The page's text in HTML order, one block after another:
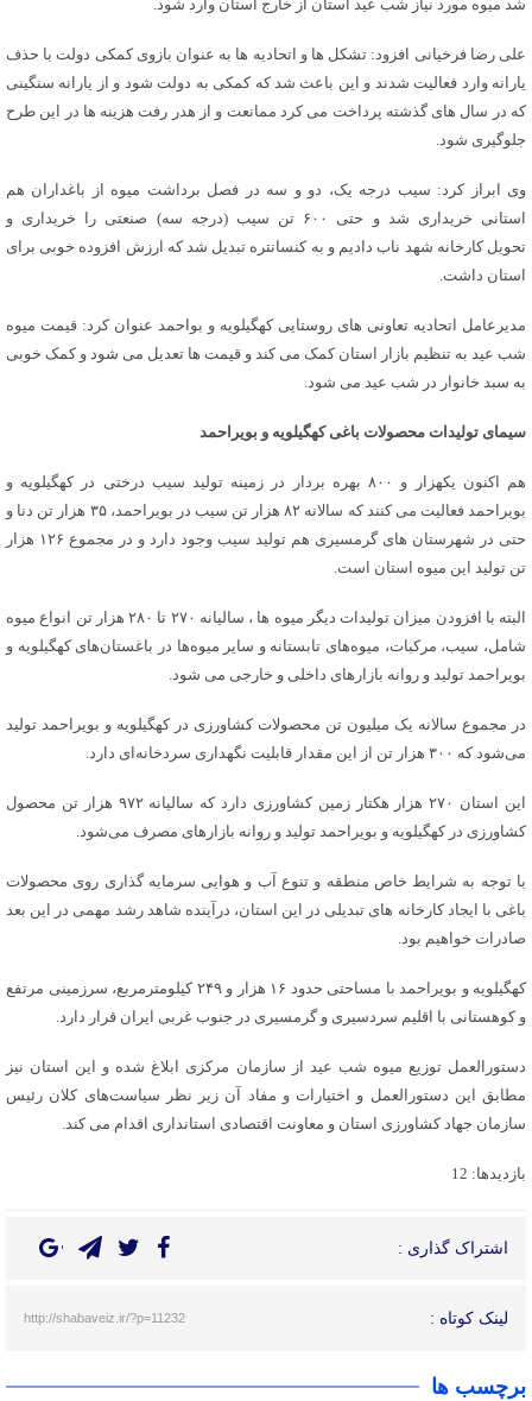
شد میوه مورد نیاز شب عید استان از خارج استان وارد شود.
علی رضا فرخیانی افزود: تشکل ها و اتحادیه ها به عنوان بازوی کمکی دولت با حذف
یارانه وارد فعالیت شدند و این باعث شد که کمکی به دولت شود و از یارانه سنگینی
که در سال های گذشته پرداخت می کرد ممانعت و از هدر رفت هزینه ها در این طرح
جلوگیری شود.
وی ابراز کرد: سیب درجه یک، دو و سه در فصل برداشت میوه از باغداران هم
استانی خریداری شد و حتی ۶۰۰ تن سیب (درجه سه) صنعتی را خریداری و
تحویل کارخانه شهد ناب دادیم و به کنسانتره تبدیل شد که ارزش افزوده خوبی برای
استان داشت.
مدیرعامل اتحادیه تعاونی های روستایی کهگیلویه و بواحمد عنوان کرد: قیمت میوه
شب عید به تنظیم بازار استان کمک می کند و قیمت ها تعدیل می شود و کمک خوبی
به سبد خانوار در شب عید می شود.
سیمای تولیدات محصولات باغی کهگیلویه و بویراحمد
هم اکنون یکهزار و ۸۰۰ بهره بردار در زمینه تولید سیب درختی در کهگیلویه و
بویراحمد فعالیت می کنند که سالانه ۸۲ هزار تن سیب در بویراحمد، ۳۵ هزار تن دنا و
حتی در شهرستان های گرمسیری هم تولید سیب وجود دارد و در مجموع ۱۲۶ هزار
تن تولید این میوه استان است.
البته با افزودن میزان تولیدات دیگر میوه ها ، سالیانه ۲۷۰ تا ۲۸۰ هزار تن انواع میوه
شامل، سیب، مرکبات، میوه‌های تابستانه و سایر میوه‌ها در باغستان‌های کهگیلویه و
بویراحمد تولید و روانه بازارهای داخلی و خارجی می شود.
در مجموع سالانه یک میلیون تن محصولات کشاورزی در کهگیلویه و بویراحمد تولید
می‌شود که ۳٠٠ هزار تن از این مقدار قابلیت نگهداری سردخانه‌ای دارد.
این استان ۲۷۰ هزار هکتار زمین کشاورزی دارد که سالیانه ۹۷۲ هزار تن محصول
کشاورزی در کهگیلویه و بویراحمد تولید و روانه بازارهای مصرف می‌شود.
با توجه به شرایط خاص منطقه و تنوع آب و هوایی سرمایه گذاری روی محصولات
باغی با ایجاد کارخانه های تبدیلی در این استان، درآینده شاهد رشد مهمی در این بعد
صادرات خواهیم بود.
کهگیلویه و بویراحمد با مساحتی حدود ۱۶ هزار و ۲۴۹ کیلومترمربع، سرزمینی مرتفع
و کوهستانی با اقلیم سردسیری و گرمسیری در جنوب غربی ایران قرار دارد.
دستورالعمل توزیع میوه شب عید از سازمان مرکزی ابلاغ شده و این استان نیز
مطابق این دستورالعمل و اختیارات و مفاد آن زیر نظر سیاست‌های کلان رئیس
سازمان جهاد کشاورزی استان و معاونت اقتصادی استانداری اقدام می کند.
بازدیدها: 12
اشتراک گذاری :
لینک کوتاه : http://shabaveiz.ir/?p=11232
برچسب ها